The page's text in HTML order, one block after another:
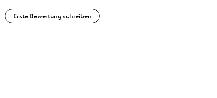
Erste Bewertung schreiben